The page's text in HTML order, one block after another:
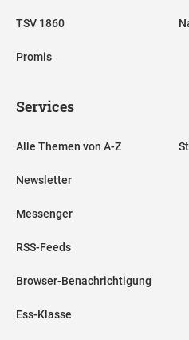
TSV 1860
Promis
Services
Alle Themen von A-Z
Newsletter
Messenger
RSS-Feeds
Browser-Benachrichtigung
Ess-Klasse